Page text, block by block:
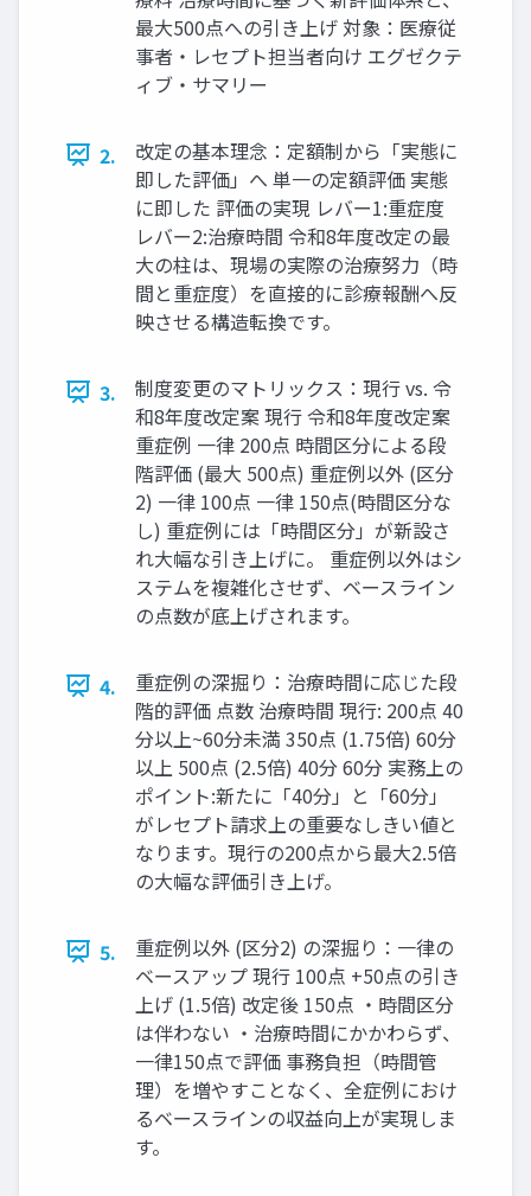
最大500点への引き上げ 対象：医療従
事者・レセプト担当者向け エグゼクテ
ィブ・サマリー
2.
改定の基本理念：定額制から「実態に
即した評価」へ 単一の定額評価 実態
に即した 評価の実現 レバー1:重症度
レバー2:治療時間 令和8年度改定の最
大の柱は、現場の実際の治療努力（時
間と重症度）を直接的に診療報酬へ反
映させる構造転換です。
3.
制度変更のマトリックス：現行 vs. 令
和8年度改定案 現行 令和8年度改定案
重症例 一律 200点 時間区分による段
階評価 (最大 500点) 重症例以外 (区分
2) 一律 100点 一律 150点(時間区分な
し) 重症例には「時間区分」が新設さ
れ大幅な引き上げに。 重症例以外はシ
ステムを複雑化させず、ベースライン
の点数が底上げされます。
4.
重症例の深掘り：治療時間に応じた段
階的評価 点数 治療時間 現行: 200点 40
分以上~60分未満 350点 (1.75倍) 60分
以上 500点 (2.5倍) 40分 60分 実務上の
ポイント:新たに「40分」と「60分」
がレセプト請求上の重要なしきい値と
なります。現行の200点から最大2.5倍
の大幅な評価引き上げ。
5.
重症例以外 (区分2) の深掘り：一律の
ベースアップ 現行 100点 +50点の引き
上げ (1.5倍) 改定後 150点 ・時間区分
は伴わない ・治療時間にかかわらず、
一律150点で評価 事務負担（時間管
理）を増やすことなく、全症例におけ
るベースラインの収益向上が実現しま
す。